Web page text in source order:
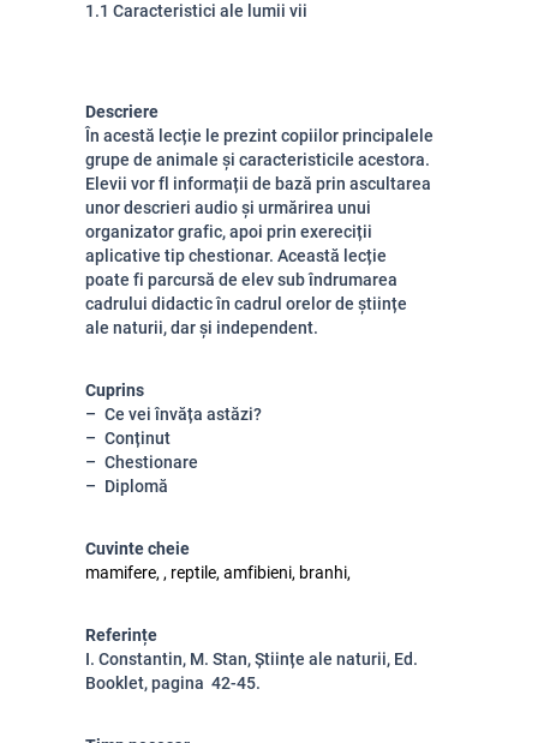
1.1 Caracteristici ale lumii vii
Descriere
În acestă lecție le prezint copiilor principalele
grupe de animale și caracteristicile acestora.
Elevii vor fl informații de bază prin ascultarea
unor descrieri audio și urmărirea unui
organizator grafic, apoi prin exereciții
aplicative tip chestionar. Această lecție
poate fi parcursă de elev sub îndrumarea
cadrului didactic în cadrul orelor de științe
ale naturii, dar și independent.
Cuprins
Ce vei învăța astăzi?
Conținut
Chestionare
Diplomă
Cuvinte cheie
mamifere, , reptile, amfibieni, branhi,
Referințe
I. Constantin, M. Stan, Științe ale naturii, Ed.
Booklet, pagina 42-45.